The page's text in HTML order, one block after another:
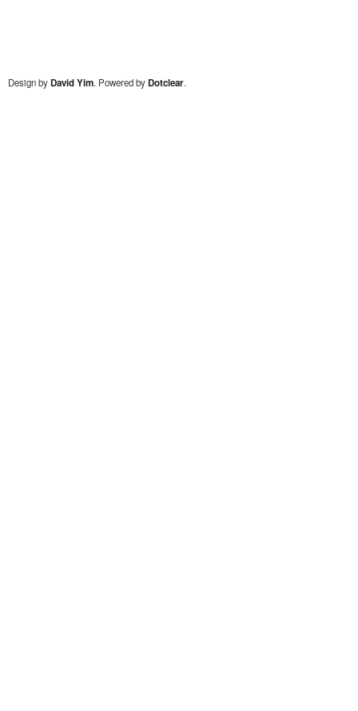
Design byDavid Yim. Powered byDotclear.